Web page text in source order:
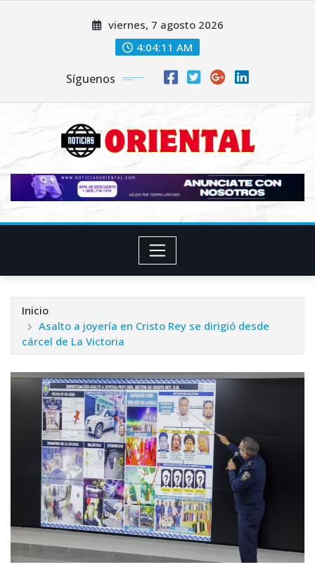
viernes, 7 agosto 2026
4:04:13 AM
Síguenos
Inicio
Asalto a joyería en Cristo Rey se dirigió desde
cárcel de La Victoria